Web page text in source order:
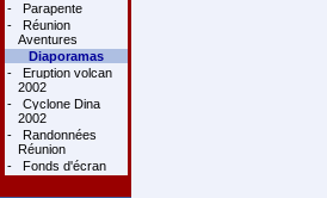
-
Parapente
-
Réunion
Aventures
Diaporamas
-
Eruption volcan
2002
-
Cyclone Dina
2002
-
Randonnées
Réunion
-
Fonds d'écran